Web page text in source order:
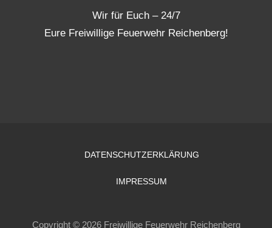
Wir für Euch – 24/7
Eure Freiwillige Feuerwehr Reichenberg!
DATENSCHUTZERKLÄRUNG
IMPRESSUM
Copyright © 2026 Freiwillige Feuerwehr Reichenberg